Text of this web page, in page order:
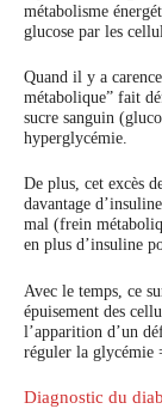
métabolisme
glucose par les
Quand il y a
métabolique” fait
sucre sanguin
hyperglycémie.
De plus, cet excès
davantage
mal (frein
en plus d’insuline
Avec le temps, ce
épuisement des
l’apparition d’un
réguler la glycémie
Diagnostic du